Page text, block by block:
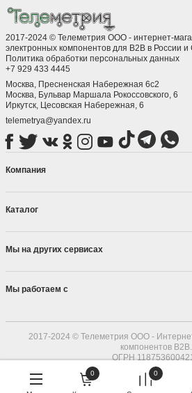
2017-2024 © Телеметрия ООО - интернет-
электронных компонентов для B2B в России
Политика обработки персональных данных
+7 929 433 4445
Москва, Пресненская Набережная 6с2
Москва, ​Бульвар Маршала Рокоссовского, 6
Иркутск, ​Цесовская Набережная, 6
telemetrya@yandex.ru
Компания
Каталог
Мы на других сервисах
Мы работаем с
2017-2024 © Телеметрия ООО -
компонентов B2B.
ОГРН
0 0